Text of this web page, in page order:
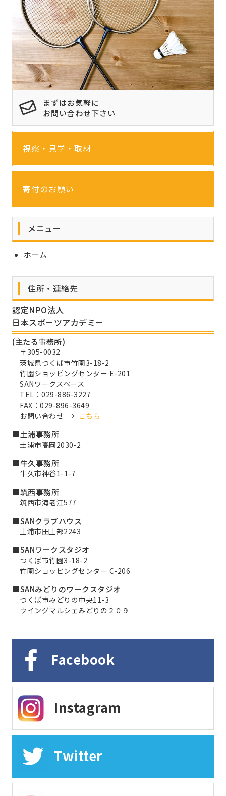
まずはお気軽に
お問い合わせ下さい
視察・見学・取材
寄付のお願い
メニュー
ホーム
住所・連絡先
認定NPO法人
日本スポーツアカデミー
(主たる事務所)
〒305-0032
茨城県つくば市竹園3-18-2
竹園ショッピングセンター E-201
SANワークスペース
TEL：029-886-3227
FAX：029-896-3649
お問い合わせ ⇒ こちら
■土浦事務所
土浦市高岡2030-2
■牛久事務所
牛久市神谷1-1-7
■筑西事務所
筑西市海老江577
■SANクラブハウス
土浦市田土部2243
■SANワークスタジオ
つくば市竹園3-18-2
竹園ショッピングセンター C-206
■SANみどりのワークスタジオ
つくば市みどりの中央11-3
ウイングマルシェみどりの２０９
Facebook
Instagram
Twitter